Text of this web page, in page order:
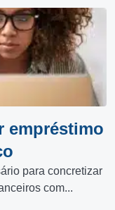
empréstimo
para concretizar
com...